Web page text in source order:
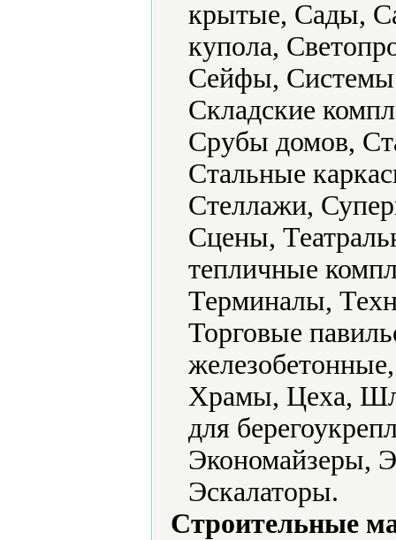
крытые, Сады,
купола,
Сейфы, Системы
Складские
Срубы домов,
Стальные
Стеллажи,
Сцены,
тепличные
Терминалы,
Торговые
Храмы, Цеха,
для
Экономайзеры,
Эскалаторы.
Строительные